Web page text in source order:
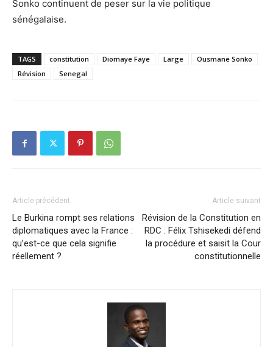
Sonko continuent de peser sur la vie politique
sénégalaise.
TAGS constitution Diomaye Faye Large
Ousmane Sonko
Révision
Senegal
Article précédent
Le Burkina rompt ses relations
diplomatiques avec la France :
qu’est-ce que cela signifie
réellement ?
Article suivant
Révision de la Constitution en
RDC : Félix Tshisekedi défend
la procédure et saisit la Cour
constitutionnelle